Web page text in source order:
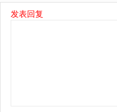
发表回复